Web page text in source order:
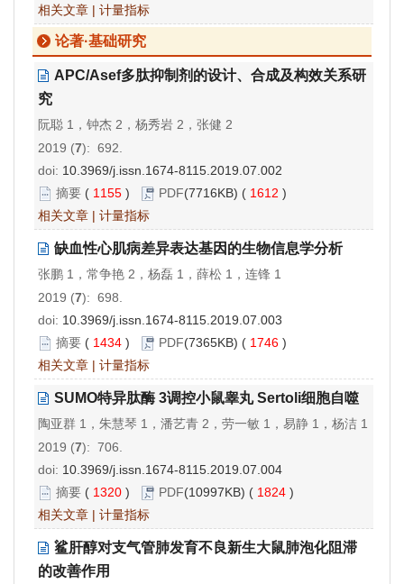
相关文章 | 计量指标
论著·基础研究
APC/Asef多肽抑制剂的设计、合成及构效关系研
究
阮聪 1，钟杰 2，杨秀岩 2，张健 2
2019 (7): 692.
doi: 10.3969/j.issn.1674-8115.2019.07.002
摘要 ( 1155 ) PDF(7716KB) ( 1612 )
相关文章 | 计量指标
缺血性心肌病差异表达基因的生物信息学分析
张鹏 1，常争艳 2，杨磊 1，薛松 1，连锋 1
2019 (7): 698.
doi: 10.3969/j.issn.1674-8115.2019.07.003
摘要 ( 1434 ) PDF(7365KB) ( 1746 )
相关文章 | 计量指标
SUMO特异肽酶 3调控小鼠睾丸 Sertoli细胞自噬
陶亚群 1，朱慧琴 1，潘艺青 2，劳一敏 1，易静 1，杨洁 1
2019 (7): 706.
doi: 10.3969/j.issn.1674-8115.2019.07.004
摘要 ( 1320 ) PDF(10997KB) ( 1824 )
相关文章 | 计量指标
鲨肝醇对支气管肺发育不良新生大鼠肺泡化阻滞
的改善作用